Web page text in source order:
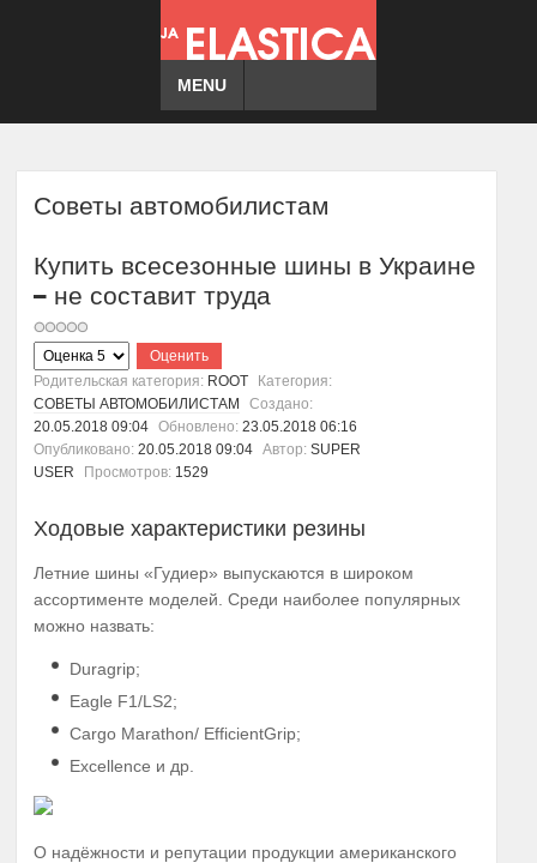
MENU
Советы автомобилистам
Купить всесезонные шины в Украине
– не составит труда
Пожалуйста,
оцените
Родительская категория: ROOT
Категория:
СОВЕТЫ АВТОМОБИЛИСТАМ
Создано:
20.05.2018 09:04 Обновлено: 23.05.2018 06:16
Опубликовано: 20.05.2018 09:04 Автор: SUPER
USER
Просмотров: 1529
Ходовые характеристики резины
Летние шины «Гудиер» выпускаются в широком
ассортименте моделей. Среди наиболее популярных
можно назвать:
Duragrip;
Eagle F1/LS2;
Cargo Marathon/ EfficientGrip;
Excellence и др.
О надёжности и репутации продукции американского